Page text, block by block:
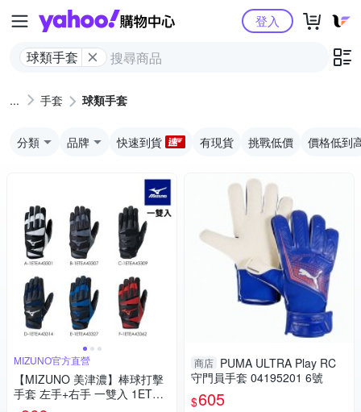
Yahoo購物中心
球類手套
登入
手套 球類手套
分類 品牌 快速到貨 有現貨 挑戰低價 價格低到
MIZUNO官方直營
【MIZUNO 美津濃】棒球打擊
手套 左手+右手 一雙入 1ETEA
433XX(打擊手套)
商店 PUMA ULTRA Play RC
守門員手套 04195201 6號
$605